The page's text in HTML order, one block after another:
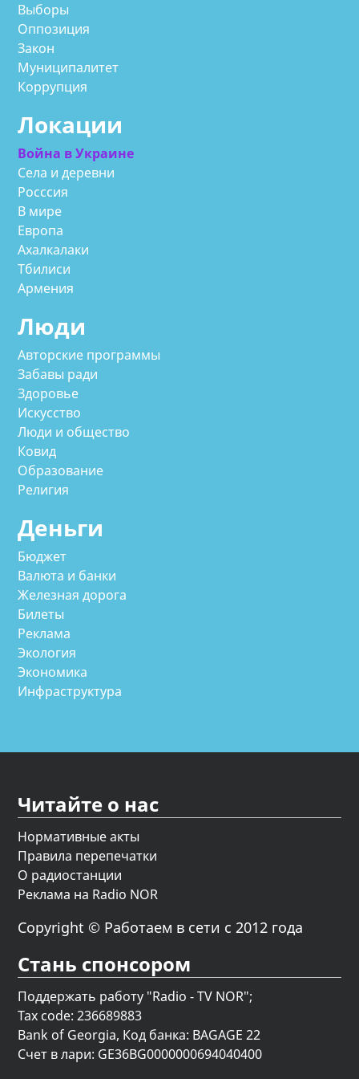
Выборы
Оппозиция
Закон
Муниципалитет
Коррупция
Локации
Война в Украине
Села и деревни
Росссия
В мире
Европа
Ахалкалаки
Тбилиси
Армения
Люди
Авторские программы
Забавы ради
Здоровье
Искусство
Люди и общество
Ковид
Образование
Религия
Деньги
Бюджет
Валюта и банки
Железная дорога
Билеты
Реклама
Экология
Экономика
Инфраструктура
Читайте о нас
Нормативные акты
Правила перепечатки
О радиостанции
Реклама на Radio NOR
Copyright © Работаем в сети с 2012 года
Стань спонсором
Поддержать работу "Radio - TV NOR";
Tax code: 236689883
Bank of Georgia, Код банка: BAGAGE 22
Счет в лари: GE36BG0000000694040400